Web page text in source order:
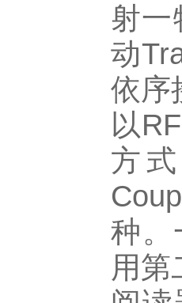
射一
动
依序
以
方
种。
用第